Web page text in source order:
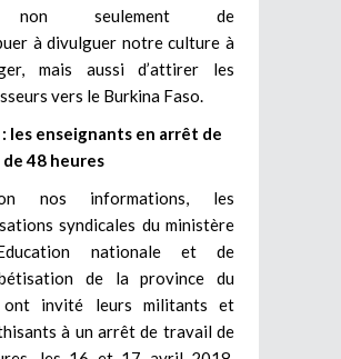
seulement de
à divulguer notre culture à
mais aussi d’attirer les
vers le Burkina Faso.
: les enseignants en arrêt de
48 heures
nos informations, les
syndicales du ministère
nationale et de
de la province du
ont invité leurs militants et
à un arrêt de travail de